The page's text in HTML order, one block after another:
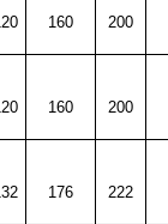
160 200
160 200
176 222